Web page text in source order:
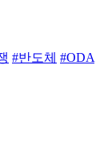
#반도체 #ODA